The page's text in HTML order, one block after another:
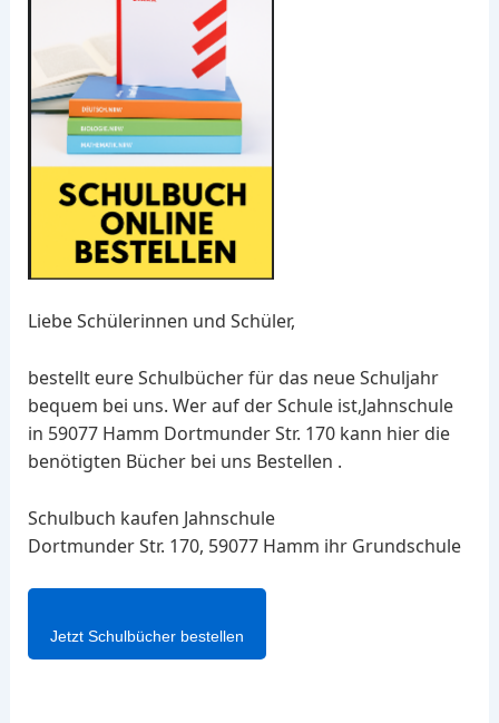
Liebe Schülerinnen und Schüler,
bestellt eure Schulbücher für das neue Schuljahr
bequem bei uns. Wer auf der Schule ist,Jahnschule
in 59077 Hamm Dortmunder Str. 170 kann hier die
benötigten Bücher bei uns Bestellen .
Schulbuch kaufen Jahnschule
Dortmunder Str. 170, 59077 Hamm ihr Grundschule
Jetzt Schulbücher bestellen